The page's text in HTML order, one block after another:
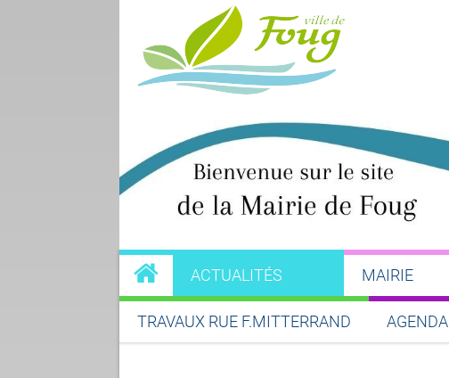
ACTUALITÉS MAIRIE
TRAVAUX RUE F.MITTERRAND AGENDA